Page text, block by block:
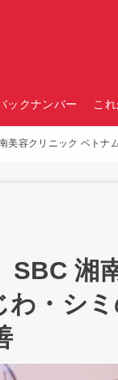
ックナンバー こ
美容クリニック ベト
SBC
わ・シ